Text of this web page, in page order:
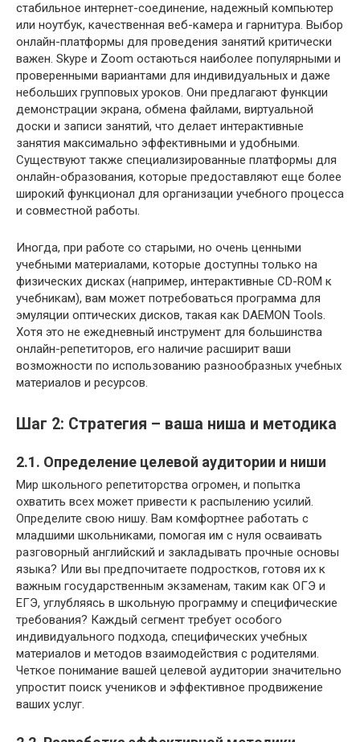
стабильное интернет-соединение, надежный компьютер
или ноутбук, качественная веб-камера и гарнитура. Выбор
онлайн-платформы для проведения занятий критически
важен. Skype и Zoom остаються наиболее популярными и
проверенными вариантами для индивидуальных и даже
небольших групповых уроков. Они предлагают функции
демонстрации экрана, обмена файлами, виртуальной
доски и записи занятий, что делает интерактивные
занятия максимально эффективными и удобными.
Существуют также специализированные платформы для
онлайн-образования, которые предоставляют еще более
широкий функционал для организации учебного процесса
и совместной работы.
Иногда, при работе со старыми, но очень ценными
учебными материалами, которые доступны только на
физических дисках (например, интерактивные CD-ROM к
учебникам), вам может потребоваться программа для
эмуляции оптических дисков, такая как DAEMON Tools.
Хотя это не ежедневный инструмент для большинства
онлайн-репетиторов, его наличие расширит ваши
возможности по использованию разнообразных учебных
материалов и ресурсов.
Шаг 2: Стратегия – ваша ниша и методика
2.1. Определение целевой аудитории и ниши
Мир школьного репетиторства огромен, и попытка
охватить всех может привести к распылению усилий.
Определите свою нишу. Вам комфортнее работать с
младшими школьниками, помогая им с нуля осваивать
разговорный английский и закладывать прочные основы
языка? Или вы предпочитаете подростков, готовя их к
важным государственным экзаменам, таким как ОГЭ и
ЕГЭ, углубляясь в школьную программу и специфические
требования? Каждый сегмент требует особого
индивидуального подхода, специфических учебных
материалов и методов взаимодействия с родителями.
Четкое понимание вашей целевой аудитории значительно
упростит поиск учеников и эффективное продвижение
ваших услуг.